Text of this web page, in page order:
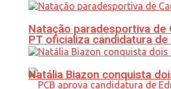
PT oficializa candidatura
Natação paradesportiva
Natália Biazon conquista